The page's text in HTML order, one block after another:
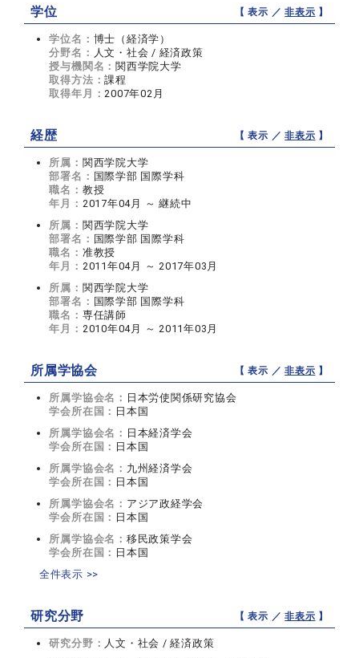
学位 【 表示 ／非表示 】
学位名： 博士（経済学）
分野名： 人文・社会 / 経済政策
授与機関名： 関西学院大学
取得方法：課程
取得年月：2007年02月
経歴 【 表示 ／非表示 】
所属： 関西学院大学
部署名： 国際学部 国際学科
職名： 教授
年月： 2017年04月 ～ 継続中
所属： 関西学院大学
部署名： 国際学部 国際学科
職名： 准教授
年月： 2011年04月 ～ 2017年03月
所属： 関西学院大学
部署名： 国際学部 国際学科
職名： 専任講師
年月： 2010年04月 ～ 2011年03月
所属学協会 【 表示 ／非表示 】
所属学協会名： 日本労使関係研究協会
学会所在国： 日本国
所属学協会名： 日本経済学会
学会所在国： 日本国
所属学協会名： 九州経済学会
学会所在国： 日本国
所属学協会名： アジア政経学会
学会所在国： 日本国
所属学協会名： 移民政策学会
学会所在国： 日本国
全件表示 >>
研究分野 【 表示 ／非表示 】
研究分野： 人文・社会 / 経済政策